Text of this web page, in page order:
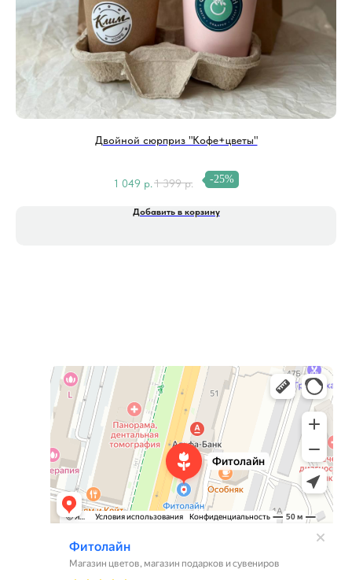
Двойной сюрприз "Кофе+цветы"
1 049 р. 1 399 р. -25%
Добавить в корзину
Фитолайн
Магазин цветов в Чебоксарах
Магазин подарков и сувениров в Чебоксарах